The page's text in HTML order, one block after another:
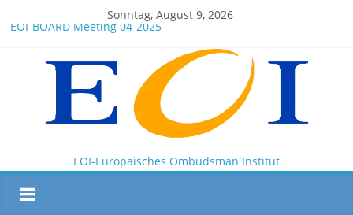
Sonntag, August 9, 2026
EOI-BOARD Meeting 04-2025
News for members of the EOI
EOI – General ASSEMBLY 2025 10 28
President Milkov participated in the Doha Conference on
Artificial Intelligence and Human Rights
EOI-Europäisches Ombudsman Institut